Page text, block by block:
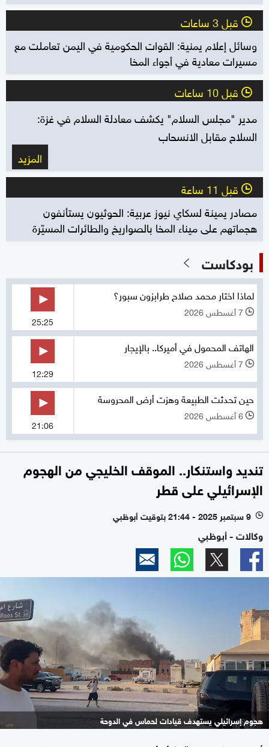
l قبل 3 ساعات
وسائل إعلام يمنية: القوات الحكومية في اليمن تعاملت مع
مسيرات معادية في أجواء المخا
l قبل 10 ساعات
مدير "مجلس السلام" يكشف معادلة السلام في غزة:
السلاح مقابل الانسحاب
المزيد
l قبل 11 ساعة
مصادر يمينة لسكاي نيوز عربية: الحوثيون يستأنفون
هجماتهم على ميناء المخا بالصواريخ والطائرات المسيّرة
بودكاست
لماذا اختار محمد صلاح طرابزون سبور؟
l 7 أغسطس 2026
25:25
الهاتف المحمول في أميركا.. بالإيجار
l 7 أغسطس 2026
12:29
حين تحدثت الطبيعة وهزت أرض المحروسة
l 6 أغسطس 2026
21:06
تنديد واستنكار.. الموقف الخليجي من الهجوم
الإسرائيلي على قطر
l 9 سبتمبر 2025 - 21:44 بتوقيت أبوظبي
وكالات - أبوظبي
هجوم إسرائيلي يستهدف قيادات لحماس في الدوحة